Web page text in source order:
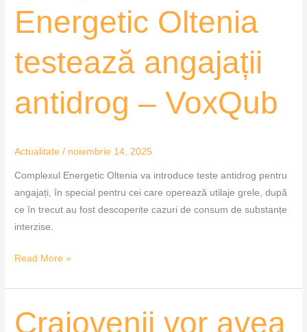
Energetic Oltenia
testează angajații
antidrog – VoxQub
Actualitate / noiembrie 14, 2025
Complexul Energetic Oltenia va introduce teste antidrog pentru
angajați, în special pentru cei care operează utilaje grele, după
ce în trecut au fost descoperite cazuri de consum de substanțe
interzise.
Read More »
Craiovenii vor avea
Craiovenii
vor